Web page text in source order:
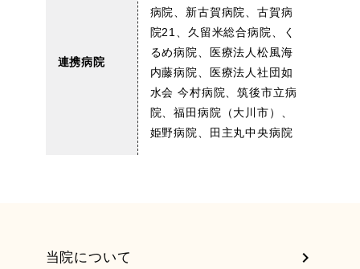
連携病院
病院、新古賀病院、古賀病
院21、久留米総合病院、く
るめ病院、医療法人松風海
内藤病院、医療法人社団如
水会 今村病院、筑後市立病
院、福田病院（大川市）、
姫野病院、田主丸中央病院
chevron_right
当院について